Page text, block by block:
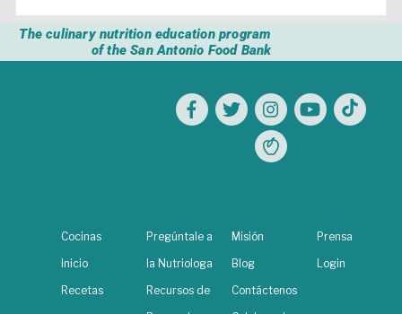
The culinary nutrition education program
of the San Antonio Food Bank
Cocinas
Inicio
Recetas
Pregúntale a
la Nutriologa
Recursos de
Misión
Blog
Contáctenos
Prensa
Login